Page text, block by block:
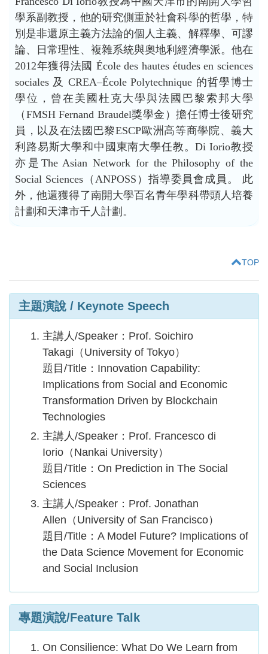
學系副教授，他的研究側重於社會科學的哲學，特
別是非還原主義方法論的個人主義、解釋學、可謬
論、日常理性、複雜系統與奧地利經濟學派。他在
2012年獲得法國 École des hautes études en sciences
sociales 及 CREA–École Polytechnique 的哲學博士
學位，曾在美國杜克大學與法國巴黎索邦大學
（FMSH Fernand Braudel獎學金）擔任博士後研究
員，以及在法國巴黎ESCP歐洲高等商學院、義大
利路易斯大學和中國東南大學任教。Di Iorio教授
亦是The Asian Network for the Philosophy of the
Social Sciences（ANPOSS）指導委員會成員。 此
外，他還獲得了南開大學百名青年學科帶頭人培養
計劃和天津市千人計劃。
TOP
主題演說 / Keynote Speech
主講人/Speaker：Prof. Soichiro
Takagi（University of Tokyo）
題目/Title：Innovation Capability:
Implications from Social and Economic
Transformation Driven by Blockchain
Technologies
主講人/Speaker：Prof. Francesco di
Iorio（Nankai University）
題目/Title：On Prediction in The Social
Sciences
主講人/Speaker：Prof. Jonathan
Allen（University of San Francisco）
題目/Title：A Model Future? Implications of
the Data Science Movement for Economic
and Social Inclusion
專題演說/Feature Talk
On Consilience: What Do We Learn from